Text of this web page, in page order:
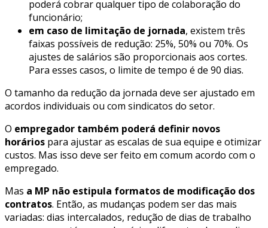
poderá cobrar qualquer tipo de colaboração do
funcionário;
em caso de limitação de jornada, existem três
faixas possíveis de redução: 25%, 50% ou 70%. Os
ajustes de salários são proporcionais aos cortes.
Para esses casos, o limite de tempo é de 90 dias.
O tamanho da redução da jornada deve ser ajustado em
acordos individuais ou com sindicatos do setor.
O empregador também poderá definir novos
horários para ajustar as escalas de sua equipe e otimizar
custos. Mas isso deve ser feito em comum acordo com o
empregado.
Mas a MP não estipula formatos de modificação dos
contratos. Então, as mudanças podem ser das mais
variadas: dias intercalados, redução de dias de trabalho